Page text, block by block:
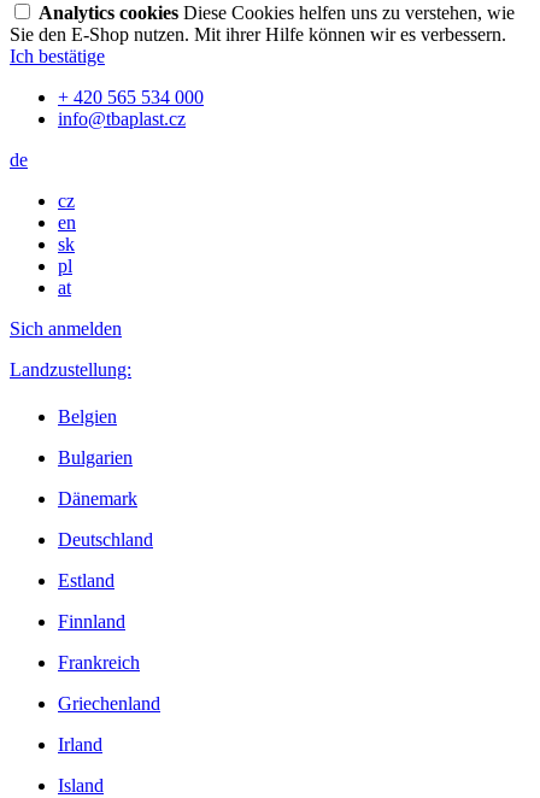
Analytics cookies Diese Cookies helfen uns zu verstehen, wie
Sie den E-Shop nutzen. Mit ihrer Hilfe können wir es verbessern.
Ich bestätige
+ 420 565 534 000
info@tbaplast.cz
de
cz
en
sk
pl
at
Sich anmelden
Landzustellung:
Belgien
Bulgarien
Dänemark
Deutschland
Estland
Finnland
Frankreich
Griechenland
Irland
Island